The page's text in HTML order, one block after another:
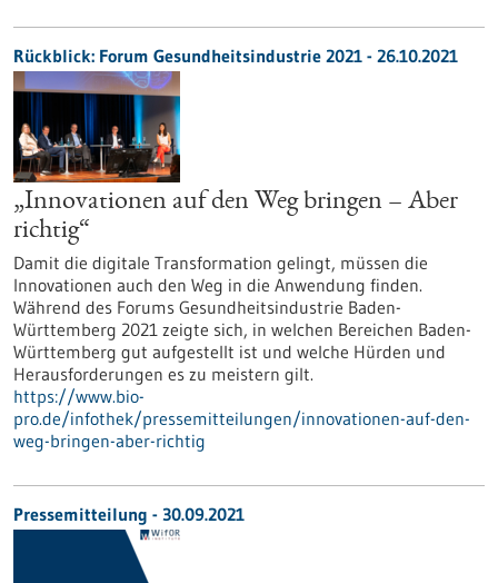
Rückblick: Forum Gesundheitsindustrie 2021 - 26.10.2021
„Innovationen auf den Weg bringen – Aber
richtig“
Damit die digitale Transformation gelingt, müssen die
Innovationen auch den Weg in die Anwendung finden.
Während des Forums Gesundheitsindustrie Baden-
Württemberg 2021 zeigte sich, in welchen Bereichen Baden-
Württemberg gut aufgestellt ist und welche Hürden und
Herausforderungen es zu meistern gilt.
https://www.bio-
pro.de/infothek/pressemitteilungen/innovationen-auf-den-
weg-bringen-aber-richtig
Pressemitteilung - 30.09.2021